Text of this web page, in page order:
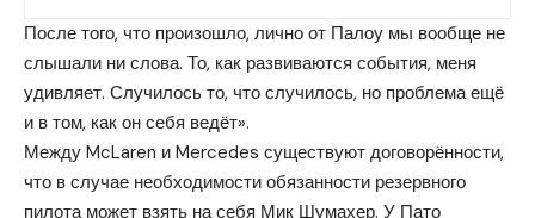
После того, что произошло, лично от Палоу мы вообще не
слышали ни слова. То, как развиваются события, меня
удивляет. Случилось то, что случилось, но проблема ещё
и в том, как он себя ведёт».
Между McLaren и Mercedes существуют договорённости,
что в случае необходимости обязанности резервного
пилота может взять на себя Мик Шумахер. У Пато